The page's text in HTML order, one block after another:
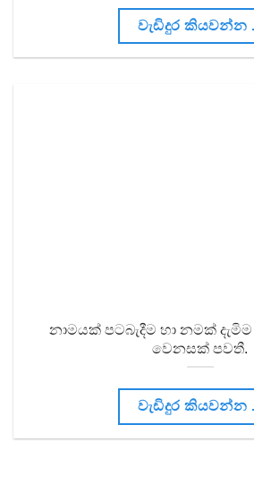
වැඩිදුර කියවන්න
නාමයක් පටබැදීම හා නමක් දැමිම
වෙනසක් පවතී.
වැඩිදුර කියවන්න